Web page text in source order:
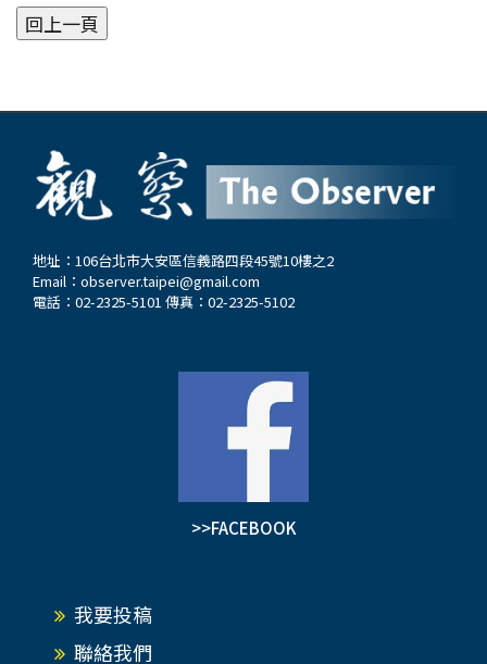
地址：106台北市大安區信義路四段45號10樓之2
Email： observer.taipei@gmail.com
電話：02-2325-5101 傳真：02-2325-5102
>>FACEBOOK
我要投稿
聯絡我們